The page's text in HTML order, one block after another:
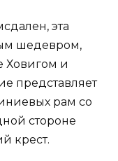
эта
шедевром,
Ховигом и
представляет
рам со
стороне
крест.